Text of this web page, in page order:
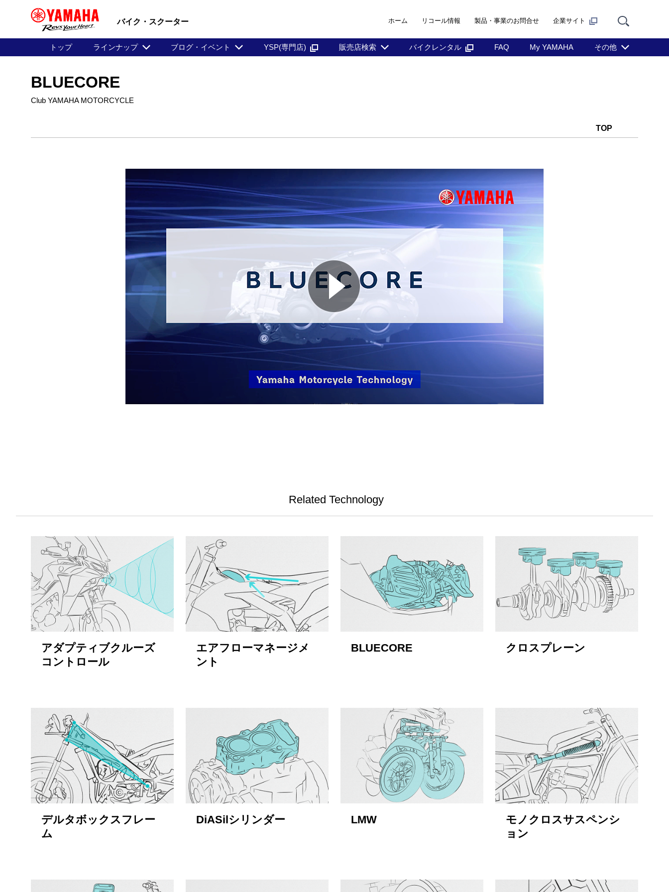
バイク・スクーター ホーム リコール情報 製品・事業のお問合せ 企業サイト
トップ ラインナップ ブログ・イベント YSP(専門店) 販売店検索 バイクレンタル FAQ My YAMAHA その他
BLUECORE
Club YAMAHA MOTORCYCLE
TOP
Related Technology
アダプティブクルーズ
コントロール
エアフローマネージメ
ント
BLUECORE クロスプレーン
デルタボックスフレー
ム
DiASilシリンダー LMW
モノクロスサスペンシ
ョン